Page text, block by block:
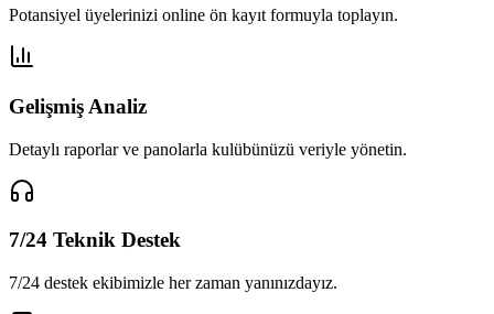
Potansiyel üyelerinizi online ön kayıt formuyla toplayın.
Gelişmiş Analiz
Detaylı raporlar ve panolarla kulübünüzü veriyle yönetin.
7/24 Teknik Destek
7/24 destek ekibimizle her zaman yanınızdayız.